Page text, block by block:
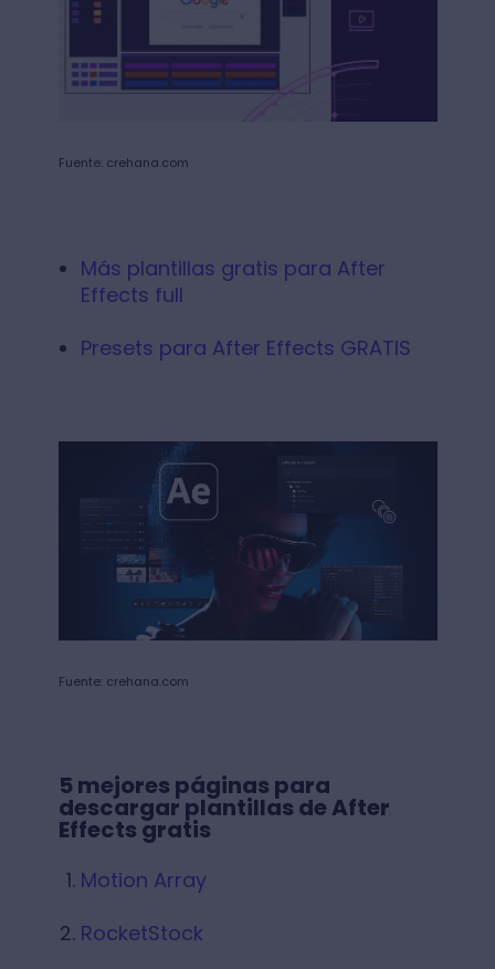
Fuente: crehana.com
Más plantillas gratis para After
Effects full
Presets para After Effects GRATIS
Fuente: crehana.com
5 mejores páginas para
descargar plantillas de After
Effects gratis
Motion Array
RocketStock